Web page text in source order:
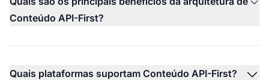
Conteúdo API-First?
Quais plataformas suportam Conteúdo API-First?